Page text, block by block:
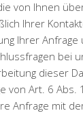
von Ihnen
Ihrer
Ihrer Anfrage
bei
dieser
von Art. 6 Abs.
Anfrage mit